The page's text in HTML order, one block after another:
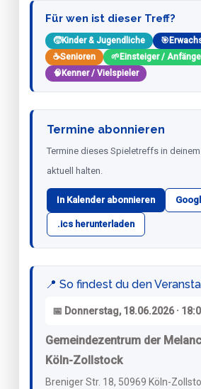
Für wen ist dieser Treff?
🧒Kinder & Jugendliche 🎯
☕Senioren 🌱 Einsteiger /
🧠 Kenner / Vielspieler
Termine abonnieren
Termine dieses Spieletreffs in
aktuell halten.
In Kalender abonnieren
.ics herunterladen
📍 So findest du den
📅 Donnerstag, 18.06.2026 ·
Gemeindezentrum der
Köln-Zollstock
Breniger Str. 18, 50969 Köln-